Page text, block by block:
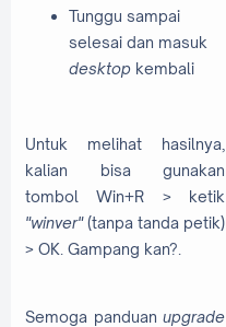
Tunggu sampai
selesai dan masuk
desktop kembali
Untuk melihat hasilnya,
kalian bisa gunakan
tombol Win+R > ketik
"winver"(tanpa tanda petik)
> OK. Gampang kan?.
Semoga panduan upgrade